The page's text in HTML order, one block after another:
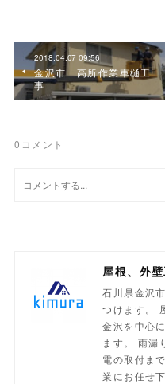
2018.04.07 09:56
金沢市 高所作業車樋工
事
0 コメント
石川県金沢
つけます。
金沢を中心
ます。 雨漏
電の取付ま
業にお任せ